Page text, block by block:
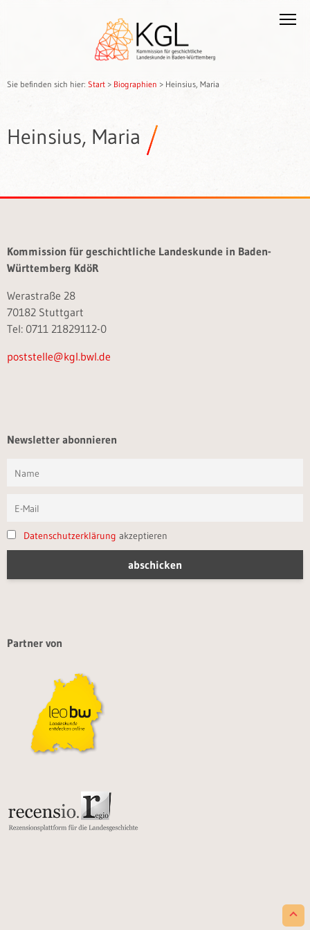
Sie befinden sich hier: Start > Biographien > Heinsius, Maria
Heinsius, Maria
Kommission für geschichtliche Landeskunde in Baden-
Württemberg KdöR
Werastraße 28
70182 Stuttgart
Tel: 0711 21829112-0
poststelle@kgl.bwl.de
Newsletter abonnieren
Datenschutzerklärung akzeptieren
Partner von